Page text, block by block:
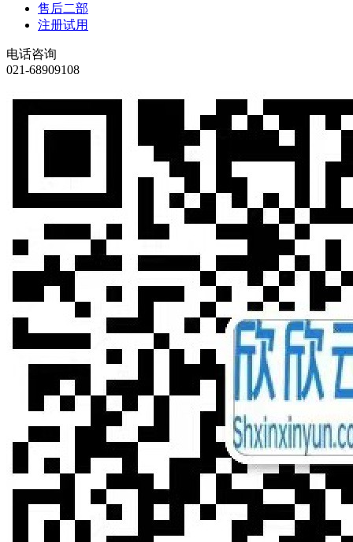
售后二部
注册试用
电话咨询
021-68909108